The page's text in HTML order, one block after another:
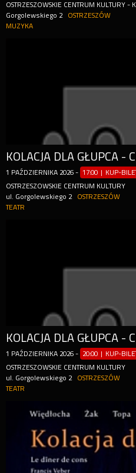
OSTRZESZOWSKIE CENTRUM KULTURY -
Gorgolewskiego 2
OSTRZESZÓW
MUZYKA
1 PAŹDZIERNIKA 2026 - 17:00 | KUP-
OSTRZESZOWSKIE CENTRUM KULTURY
ul. Gorgolewskiego 2
OSTRZESZÓW
TEATR
1 PAŹDZIERNIKA 2026 - 20:00 | KUP-
OSTRZESZOWSKIE CENTRUM KULTURY
ul. Gorgolewskiego 2
OSTRZESZÓW
TEATR